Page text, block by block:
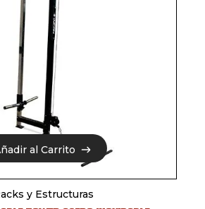
al Carrito
al Carrito
y Estructuras